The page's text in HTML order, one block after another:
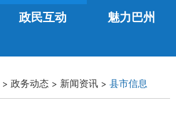
政民互动
魅力巴州
> 政务动态 > 新闻资讯 > 县市信息